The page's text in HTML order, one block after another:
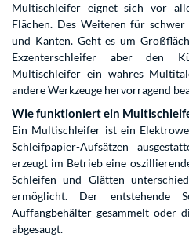
Multischleifer eignet sich vor
Flächen. Des Weiteren für schwer
und Kanten. Geht es um
Exzenterschleifer aber den
Multischleifer ein wahres
andere Werkzeuge hervorragend
Wie funktioniert ein
Ein Multischleifer ist ein
Schleifpapier-Aufsätzen
erzeugt im Betrieb eine
Schleifen und Glätten
ermöglicht. Der entstehende
Auffangbehälter gesammelt oder
abgesaugt.